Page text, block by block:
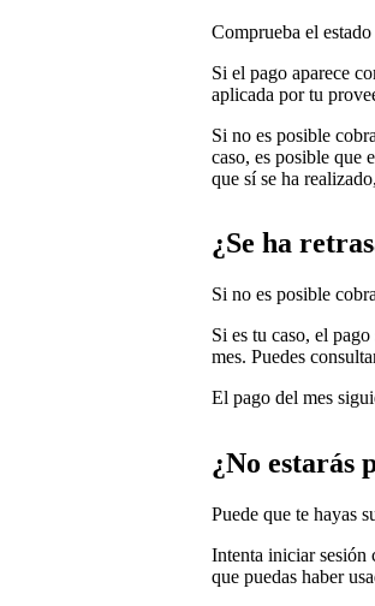
Comprueba el
Si el pago aparece
aplicada por tu
Si no es posible
caso, es posible que
que sí se ha
¿Se ha
Si no es posible
Si es tu caso, el
mes. Puedes
El pago del mes
¿No estarás
Puede que te hayas
Intenta iniciar sesión
que puedas haber